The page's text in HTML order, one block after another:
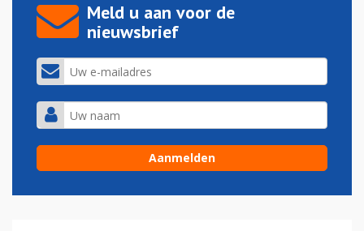
Meld u aan voor de
nieuwsbrief